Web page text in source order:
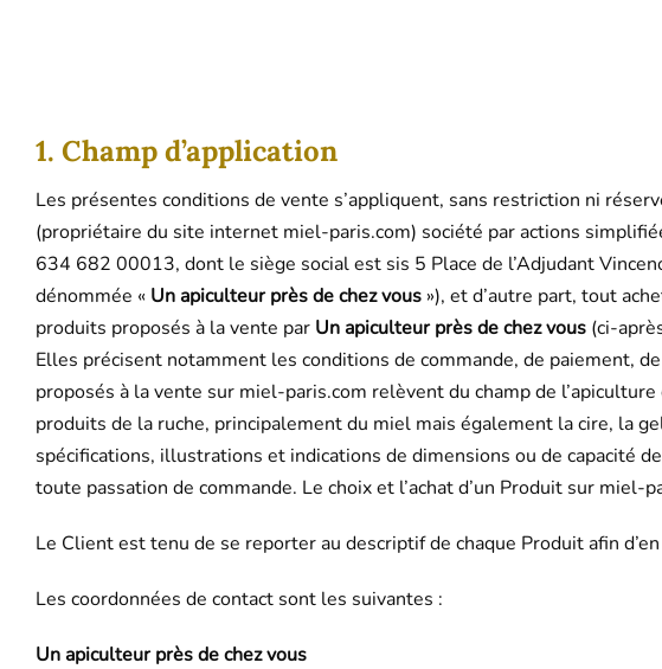
1. Champ d’application
Les présentes conditions de vente s’appliquent, sans restriction ni
(propriétaire du site internet miel-paris.com) société par actions
634 682 00013, dont le siège social est sis 5 Place de l’Adjudant
dénommée « Un apiculteur près de chez vous»), et d’autre part, tout
produits proposés à la vente par Un apiculteur près de chez vous(ci-
Elles précisent notamment les conditions de commande, de paiement,
proposés à la vente sur miel-paris.com relèvent du champ de l’apiculture
produits de la ruche, principalement du miel mais également la cire, la
spécifications, illustrations et indications de dimensions ou de capacité
toute passation de commande. Le choix et l’achat d’un Produit sur
Le Client est tenu de se reporter au descriptif de chaque Produit afin
Les coordonnées de contact sont les suivantes :
Un apiculteur près de chez vous